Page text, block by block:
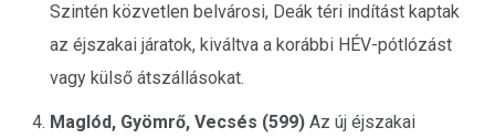
Szintén közvetlen belvárosi, Deák téri indítást kaptak
az éjszakai járatok, kiváltva a korábbi HÉV-pótlózást
vagy külső átszállásokat.
Maglód, Gyömrő, Vecsés (599) Az új éjszakai